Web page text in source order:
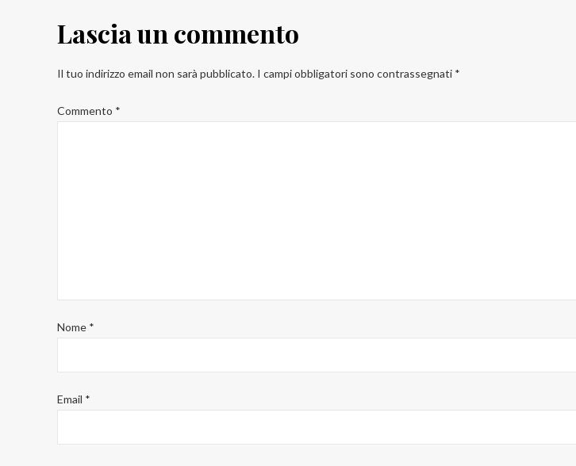
Lascia un commento
Il tuo indirizzo email non sarà pubblicato. I campi obbligatori sono contrassegnati *
Commento *
Nome *
Email *